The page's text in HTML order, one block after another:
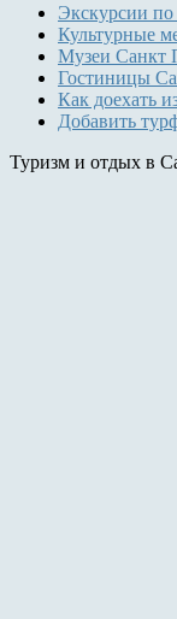
Экскурсии
Культурные
Музеи Санкт
Гостиницы
Как доехать
Добавить
Туризм и отдых в